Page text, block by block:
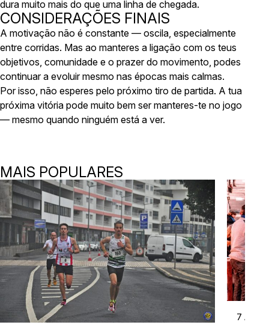
dura muito mais do que uma linha de chegada.
CONSIDERAÇÕES FINAIS
A motivação não é constante — oscila, especialmente
entre corridas. Mas ao manteres a ligação com os teus
objetivos, comunidade e o prazer do movimento, podes
continuar a evoluir mesmo nas épocas mais calmas.
Por isso, não esperes pelo próximo tiro de partida. A tua
próxima vitória pode muito bem ser manteres-te no jogo
— mesmo quando ninguém está a ver.
MAIS POPULARES
7 Abr